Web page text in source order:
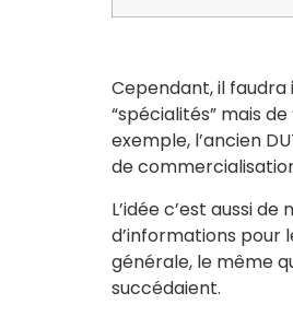
Cependant, il
“spécialités” mais
exemple, l’ancien
de
L’idée c’est aussi
d’informations pour
générale, le même
succédaient.